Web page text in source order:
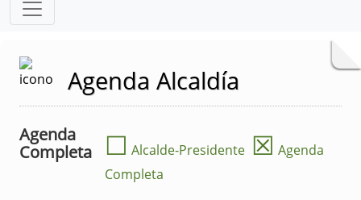
Agenda Alcaldía
Agenda
Completa
☐ Alcalde-Presidente ☒ Agenda
Completa